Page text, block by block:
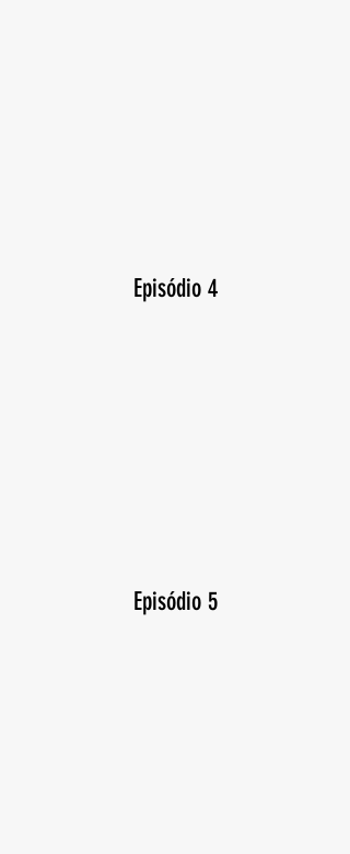
Episódio 4
Episódio 5